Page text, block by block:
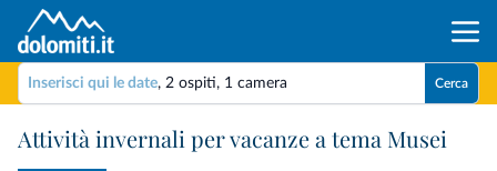
Inserisci qui le date, 2 ospiti, 1 camera Cerca
Attività invernali per vacanze a tema Musei